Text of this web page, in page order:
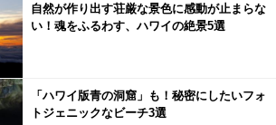
自然が作り出す荘厳な景色に感動が止まらな
い！魂をふるわす、ハワイの絶景5選
「ハワイ版青の洞窟」も！秘密にしたいフォ
トジェニックなビーチ3選